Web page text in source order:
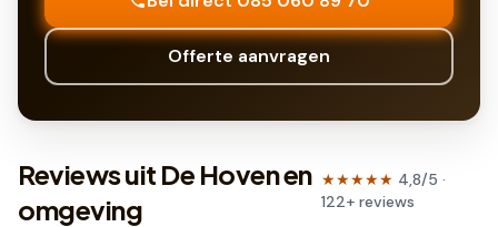
Offerte aanvragen
Reviews uit De Hoven en
omgeving
★★★★★ 4,8/5 ·
122+ reviews